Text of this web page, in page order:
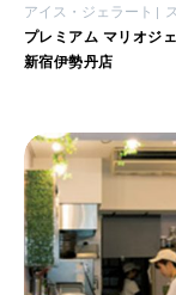
2026年5
2026年4月
2026
2026年
アイス・ジェラート
プレミアム マリオジ
新宿伊勢丹店